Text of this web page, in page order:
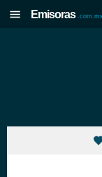
Emisoras .com.mx